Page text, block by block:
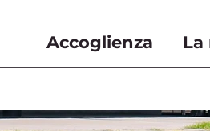
Accoglienza La